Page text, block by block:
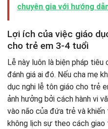
chuyên gia với hướng
Lợi ích của việc giáo
cho trẻ em 3-4 tuổi
Lễ này luôn là biện pháp tiêu
đánh giá ai đó. Nếu cha mẹ
dục nghi lễ tôn giáo cho trẻ
ảnh hưởng bởi cách hành vi
vào não của đứa trẻ và
không lịch sự theo cách giao